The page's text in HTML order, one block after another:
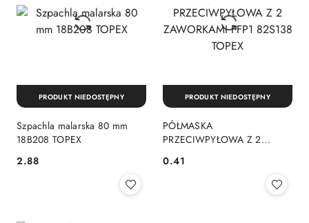
Szpachla malarska 80 mm
18B208 TOPEX
Cena:
2.88
PRODUKT NIEDOSTĘPNY
PÓŁMASKA
PRZECIWPYŁOWA Z 2
TOPEX
Cena:
0.41
PRODUKT NIEDOSTĘPNY